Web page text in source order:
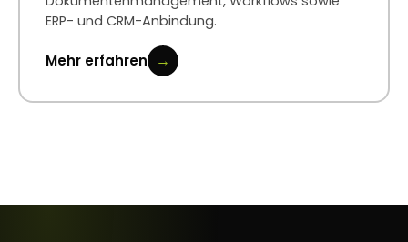
ERP- und CRM-Anbindung.
Mehr erfahren →
0
1
20